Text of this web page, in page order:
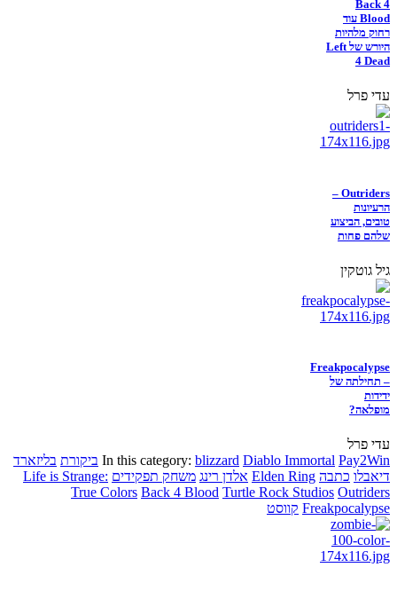
Back 4
Blood עוד
רחוק מלהיות
היורש של Left
4 Dead
עדי פרל
Outriders –
הרעיונות
טובים, הביצוע
שלהם פחות
גיל גוטקין
Freakpocalypse
– תחילתה של
ידידות
מופלאה?
עדי פרל
In this category: blizzard Diablo Immortal Pay2Win ביקורת בליזארד
דיאבלו כתבה Elden Ring אלדן רינג משחק תפקידים Life is Strange:
True Colors Back 4 Blood Turtle Rock Studios Outriders
Freakpocalypse קווסט